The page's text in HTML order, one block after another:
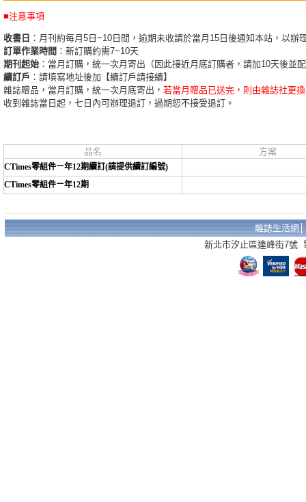
■注意事項
收書日 ：月刊約每月5日~10日間，逾期未收請於當月15日後通知本站，以辦
訂單作業時間 ：新訂購約需7~10天
期刊起始 ：當月訂購，統一次月寄出（因此接近月底訂購者，請加10天後並
續訂戶 ：請填寫地址後加【續訂戶請接續】
雜誌贈品，當月訂購，統一次月底寄出， 若當月贈品已送完，則由雜誌社更
收到雜誌當日起，七日內可辦理退訂，過期恕不接受退訂。
品名 方案
CTimes零組件ㄧ年12期續訂(請提供續訂編號)
CTimes零組件ㄧ年12期
雜誌生活網
新北市汐止區連峰街7號